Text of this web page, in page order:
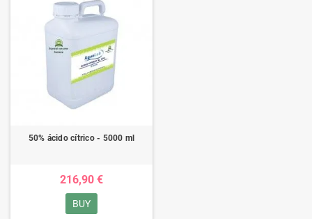
50% ácido cítrico - 5000 ml
216,90 €
BUY